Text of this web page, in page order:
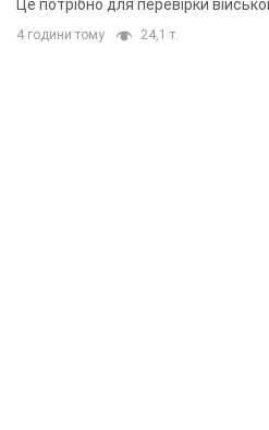
Це потрібно для перевірки
4 години тому 24,1 т.